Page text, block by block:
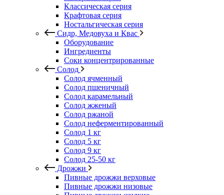
Классическая серия
Крафтовая серия
Ностальгическая серия
Сидр, Медовуха и Квас
Оборудование
Ингредиенты
Соки концентрированные
Солод
Солод ячменный
Солод пшеничный
Солод карамельный
Солод жженый
Солод ржаной
Солод неферментированный
Солод 1 кг
Солод 5 кг
Солод 9 кг
Солод 25-50 кг
Дрожжи
Пивные дрожжи верховые
Пивные дрожжи низовые